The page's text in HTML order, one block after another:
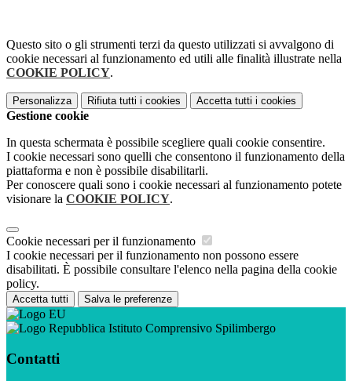
Questo sito o gli strumenti terzi da questo utilizzati si avvalgono di
cookie necessari al funzionamento ed utili alle finalità illustrate nella
COOKIE POLICY.
Personalizza Rifiuta tutti i cookies Accetta tutti i cookies
Gestione cookie
In questa schermata è possibile scegliere quali cookie consentire.
I cookie necessari sono quelli che consentono il funzionamento della
piattaforma e non è possibile disabilitarli.
Per conoscere quali sono i cookie necessari al funzionamento potete
visionare la COOKIE POLICY.
Cookie necessari per il funzionamento
I cookie necessari per il funzionamento non possono essere
disabilitati. È possibile consultare l'elenco nella pagina della cookie
policy.
Accetta tutti Salva le preferenze
Istituto Comprensivo Spilimbergo
Contatti